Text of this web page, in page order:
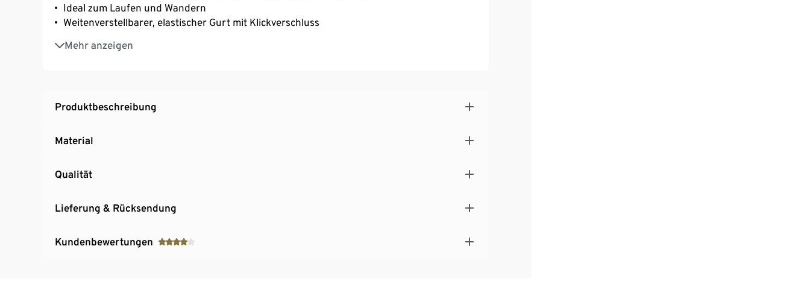
Ideal zum Laufen und Wandern
Weitenverstellbarer, elastischer Gurt mit Klickverschluss
Mehr anzeigen
2 Reißverschlussfächer
Produktbeschreibung
Material
Qualität
Lieferung & Rücksendung
Kundenbewertungen